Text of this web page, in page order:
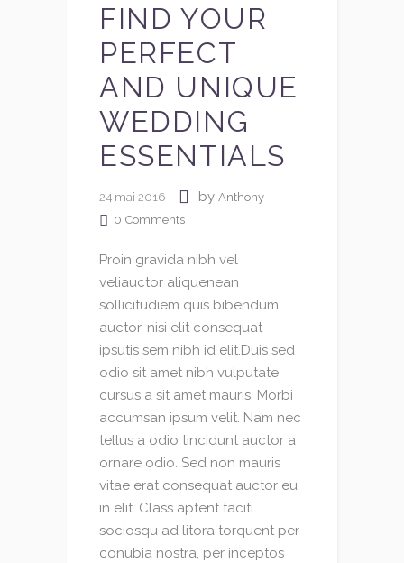
FIND YOUR
PERFECT
AND UNIQUE
WEDDING
ESSENTIALS
24 mai 2016 by Anthony
0 Comments
Proin gravida nibh vel
veliauctor aliquenean
sollicitudiem quis bibendum
auctor, nisi elit consequat
ipsutis sem nibh id elit.Duis sed
odio sit amet nibh vulputate
cursus a sit amet mauris. Morbi
accumsan ipsum velit. Nam nec
tellus a odio tincidunt auctor a
ornare odio. Sed non mauris
vitae erat consequat auctor eu
in elit. Class aptent taciti
sociosqu ad litora torquent per
conubia nostra, per inceptos